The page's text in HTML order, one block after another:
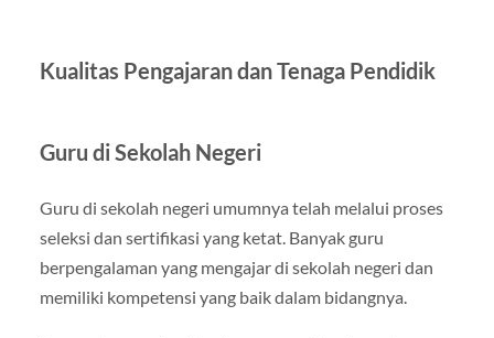
Kualitas Pengajaran dan Tenaga Pendidik
Guru di Sekolah Negeri
Guru di sekolah negeri umumnya telah melalui proses
seleksi dan sertifikasi yang ketat. Banyak guru
berpengalaman yang mengajar di sekolah negeri dan
memiliki kompetensi yang baik dalam bidangnya.